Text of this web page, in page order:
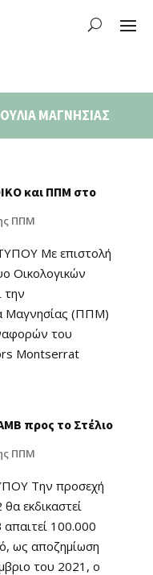
ΜΑΓΝΗΣΙΑΣ
και ΠΠΜ στο
ΠΠΜ
Με επιστολή
Οικολογικών
Μαγνησίας (ΠΠΜ)
του
Montserrat
προς το Στέλιο
ΠΠΜ
Την προσεχή
εκδικαστεί
100.000
ως αποζημίωση
του 2021, ο